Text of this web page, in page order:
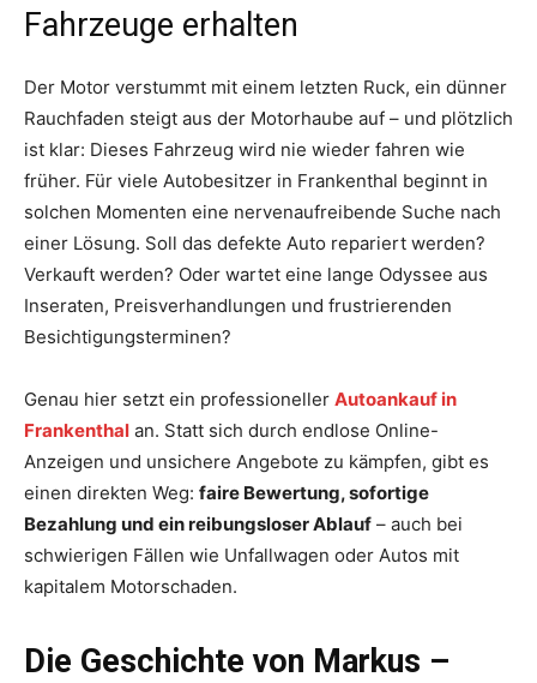
Fahrzeuge erhalten
Der Motor verstummt mit einem letzten Ruck, ein dünner
Rauchfaden steigt aus der Motorhaube auf – und plötzlich
ist klar: Dieses Fahrzeug wird nie wieder fahren wie
früher. Für viele Autobesitzer in Frankenthal beginnt in
solchen Momenten eine nervenaufreibende Suche nach
einer Lösung. Soll das defekte Auto repariert werden?
Verkauft werden? Oder wartet eine lange Odyssee aus
Inseraten, Preisverhandlungen und frustrierenden
Besichtigungsterminen?
Genau hier setzt ein professioneller Autoankauf in
Frankenthal an. Statt sich durch endlose Online-
Anzeigen und unsichere Angebote zu kämpfen, gibt es
einen direkten Weg: faire Bewertung, sofortige
Bezahlung und ein reibungsloser Ablauf – auch bei
schwierigen Fällen wie Unfallwagen oder Autos mit
kapitalem Motorschaden.
Die Geschichte von Markus –